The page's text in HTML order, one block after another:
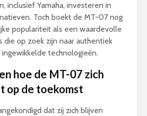
inclusief Yamaha, investeren in
Toch boekt de MT-07 nog
populariteit als een waardevolle
die op zoek zijn naar authentiek
technologieën.
hoe de MT-07 zich
op de toekomst
dat zij zich blijven